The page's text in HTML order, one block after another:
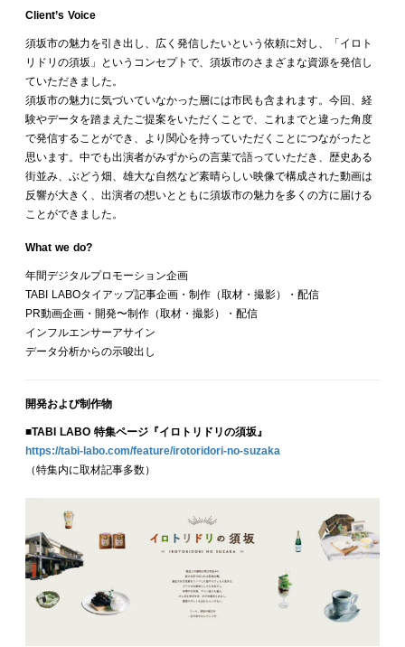
Client’s Voice
須坂市の魅力を引き出し、広く発信したいという依頼に対し、「イロト
リドリの須坂」というコンセプトで、須坂市のさまざまな資源を発信し
ていただきました。
須坂市の魅力に気づいていなかった層には市民も含まれます。今回、経
験やデータを踏まえたご提案をいただくことで、これまでと違った角度
で発信することができ、より関心を持っていただくことにつながったと
思います。中でも出演者がみずからの言葉で語っていただき、歴史ある
街並み、ぶどう畑、雄大な自然など素晴らしい映像で構成された動画は
反響が大きく、出演者の想いとともに須坂市の魅力を多くの方に届ける
ことができました。
What we do?
年間デジタルプロモーション企画
TABI LABOタイアップ記事企画・制作（取材・撮影）・配信
PR動画企画・開発〜制作（取材・撮影）・配信
インフルエンサーアサイン
データ分析からの示唆出し
開発および制作物
■TABI LABO 特集ページ『イロトリドリの須坂』
https://tabi-labo.com/feature/irotoridori-no-suzaka
（特集内に取材記事多数）